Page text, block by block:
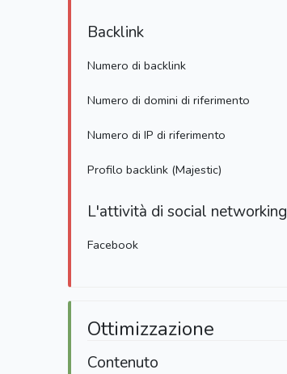
Backlink
Numero di backlink
Numero di domini di riferimento
Numero di IP di riferimento
Profilo backlink (Majestic)
L'attività di social networking
Facebook
Ottimizzazione
Contenuto